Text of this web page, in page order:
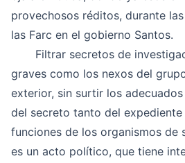
provechosos réditos, durante
las Farc en el gobierno Santos.
Filtrar secretos de
graves como los nexos del
exterior, sin surtir los
del secreto tanto del
funciones de los organismos de
es un acto político, que tiene